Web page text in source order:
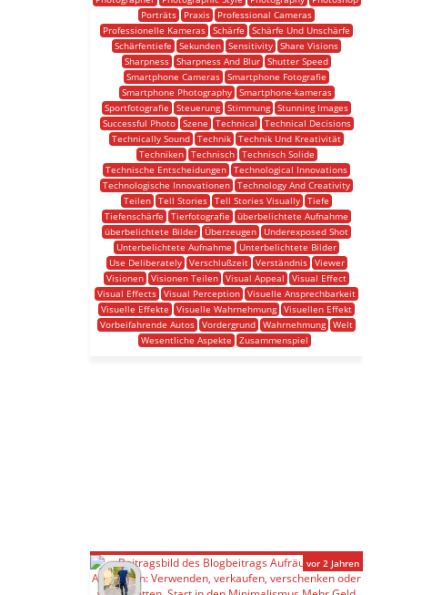
Porträts
Praxis
Professional Cameras
Professionelle Kameras Schärfe
Schärfe Und Unschärfe
Schärfentiefe
Sekunden Sensitivity Share Visions
Sharpness Sharpness And Blur Shutter Speed
Smartphone Cameras Smartphone Fotografie
Smartphone Photography
Smartphone-kameras
Sportfotografie
Steuerung Stimmung Stunning Images
Successful Photo
Szene Technical
Technical Decisions
Technically Sound Technik Technik Und Kreativität
Techniken
Technisch
Technisch Solide
Technische Entscheidungen Technological Innovations
Technologische Innovationen Technology And Creativity
Teilen Tell Stories Tell Stories Visually Tiefe
Tiefenschärfe
Tierfotografie
überbelichtete Aufnahme
überbelichtete Bilder
Überzeugen
Underexposed Shot
Unterbelichtete Aufnahme
Unterbelichtete Bilder
Use Deliberately
Verschlußzeit Verständnis
Viewer
Visionen Visionen Teilen Visual Appeal
Visual Effect
Visual Effects Visual Perception Visuelle Ansprechbarkeit
Visuelle Effekte
Visuelle Wahrnehmung Visuellen Effekt
Vorbeifahrende Autos Vordergrund Wahrnehmung Welt
Wesentliche Aspekte
Zusammenspiel
vor 2 Jahren